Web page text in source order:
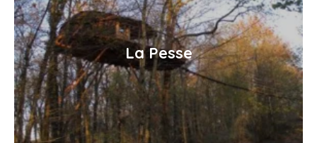
La Pesse